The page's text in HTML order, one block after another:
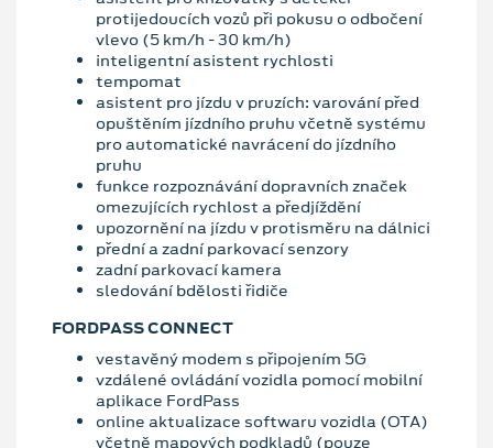
protijedoucích vozů při pokusu o odbočení
vlevo (5 km/h - 30 km/h)
inteligentní asistent rychlosti
tempomat
asistent pro jízdu v pruzích: varování před
opuštěním jízdního pruhu včetně systému
pro automatické navrácení do jízdního
pruhu
funkce rozpoznávání dopravních značek
omezujících rychlost a předjíždění
upozornění na jízdu v protisměru na dálnici
přední a zadní parkovací senzory
zadní parkovací kamera
sledování bdělosti řidiče
FORDPASS CONNECT
vestavěný modem s připojením 5G
vzdálené ovládání vozidla pomocí mobilní
aplikace FordPass
online aktualizace softwaru vozidla (OTA)
včetně mapových podkladů (pouze